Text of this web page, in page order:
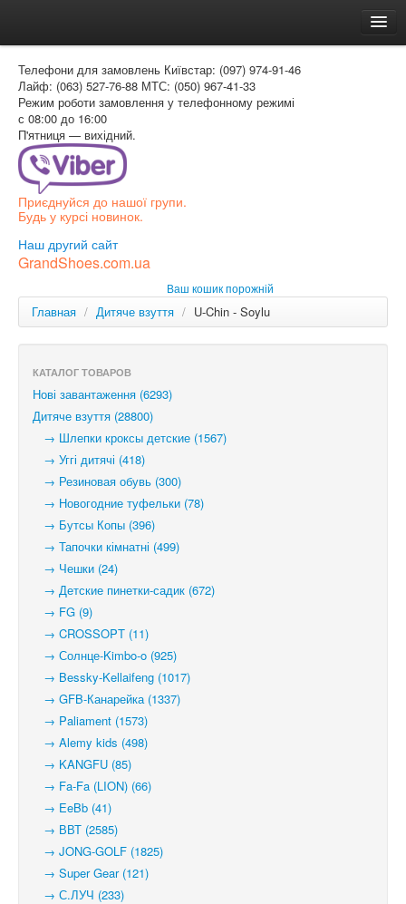
Доставка и оплата
Как заказать
Контакти
Таблиця розмірів
Вхід для покупця
РОС
Телефони для замовлень Київстар: (097) 974-91-46
Лайф: (063) 527-76-88 МТС: (050) 967-41-33
Режим роботи замовлення у телефонному режимі
с 08:00 до 16:00
П'ятниця — вихідний.
Приєднуйся до нашої групи.
Будь у курсі новинок.
Наш другий сайт
GrandShoes.com.ua
Ваш кошик порожній
Главная / Дитяче взуття / U-Chin - Soylu
КАТАЛОГ ТОВАРОВ
Нові завантаження (6293)
Дитяче взуття (28800)
→ Шлепки кроксы детские (1567)
→ Уггі дитячі (418)
→ Резиновая обувь (300)
→ Новогодние туфельки (78)
→ Бутсы Копы (396)
→ Тапочки кімнатні (499)
→ Чешки (24)
→ Детские пинетки-садик (672)
→ FG (9)
→ CROSSOPT (11)
→ Солнце-Kimbo-o (925)
→ Bessky-Kellaifeng (1017)
→ GFB-Канарейка (1337)
→ Paliament (1573)
→ Alemy kids (498)
→ KANGFU (85)
→ Fa-Fa (LION) (66)
→ EeBb (41)
→ ВВТ (2585)
→ JONG-GOLF (1825)
→ Super Gear (121)
→ С.ЛУЧ (233)